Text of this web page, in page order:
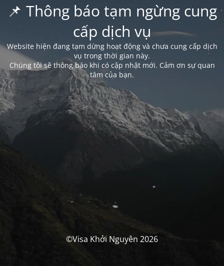
📌 Thông báo tạm ngừng cung
cấp dịch vụ
Website hiện đang tạm dừng hoạt động và chưa cung cấp dịch
vụ trong thời gian này.
Chúng tôi sẽ thông báo khi có cập nhật mới. Cảm ơn sự quan
tâm của bạn.
©Visa Khởi Nguyên 2026